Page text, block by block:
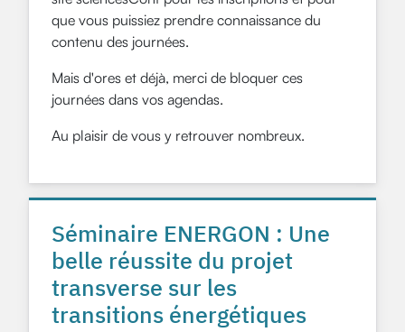
que vous puissiez prendre connaissance du
contenu des journées.
Mais d'ores et déjà, merci de bloquer ces
journées dans vos agendas.
Au plaisir de vous y retrouver nombreux.
Séminaire ENERGON : Une
belle réussite du projet
transverse sur les
transitions énergétiques